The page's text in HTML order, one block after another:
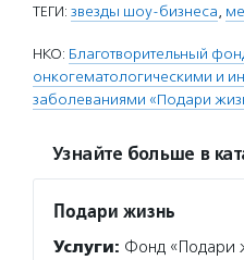
ТЕГИ: звезды шоу-бизнеса,
НКО: Благотворительный
онкогематологическими и
заболеваниями «Подари
Узнайте больше в
Подари жизнь
Услуги: Фонд «Подари